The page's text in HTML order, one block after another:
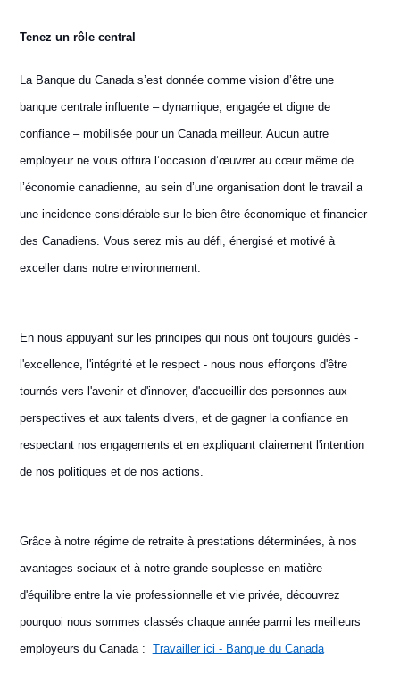
Tenez un rôle central
La Banque du Canada s’est donnée comme vision d’être une
banque centrale influente – dynamique, engagée et digne de
confiance – mobilisée pour un Canada meilleur. Aucun autre
employeur ne vous offrira l’occasion d’œuvrer au cœur même de
l’économie canadienne, au sein d’une organisation dont le travail a
une incidence considérable sur le bien-être économique et financier
des Canadiens. Vous serez mis au défi, énergisé et motivé à
exceller dans notre environnement.
En nous appuyant sur les principes qui nous ont toujours guidés -
l'excellence, l'intégrité et le respect - nous nous efforçons d'être
tournés vers l'avenir et d'innover, d'accueillir des personnes aux
perspectives et aux talents divers, et de gagner la confiance en
respectant nos engagements et en expliquant clairement l'intention
de nos politiques et de nos actions.
Grâce à notre régime de retraite à prestations déterminées, à nos
avantages sociaux et à notre grande souplesse en matière
d'équilibre entre la vie professionnelle et vie privée, découvrez
pourquoi nous sommes classés chaque année parmi les meilleurs
employeurs du Canada : Travailler ici - Banque du Canada